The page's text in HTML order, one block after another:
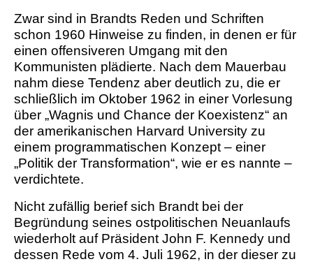
Zwar sind in Brandts Reden und Schriften
schon 1960 Hinweise zu finden, in denen er für
einen offensiveren Umgang mit den
Kommunisten plädierte. Nach dem Mauerbau
nahm diese Tendenz aber deutlich zu, die er
schließlich im Oktober 1962 in einer Vorlesung
über „Wagnis und Chance der Koexistenz“ an
der amerikanischen Harvard University zu
einem programmatischen Konzept – einer
„Politik der Transformation“, wie er es nannte –
verdichtete.
Nicht zufällig berief sich Brandt bei der
Begründung seines ostpolitischen Neuanlaufs
wiederholt auf Präsident John F. Kennedy und
dessen Rede vom 4. Juli 1962, in der dieser zu